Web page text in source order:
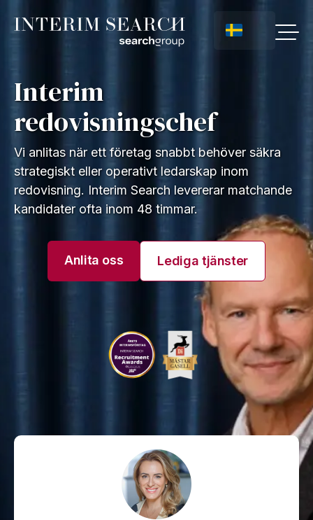
Interim
redovisningschef
Vi anlitas när ett företag snabbt behöver säkra
strategiskt eller operativt ledarskap inom
redovisning. Interim Search levererar matchande
kandidater ofta inom 48 timmar.
Anlita oss Lediga tjänster